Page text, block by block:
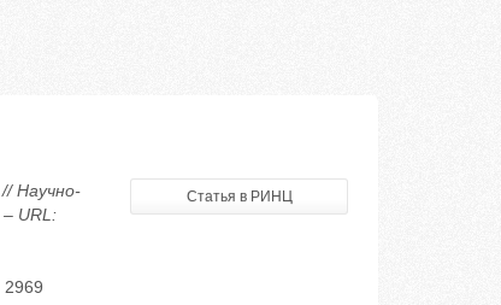
Научно-
URL:
Статья в РИНЦ
2969